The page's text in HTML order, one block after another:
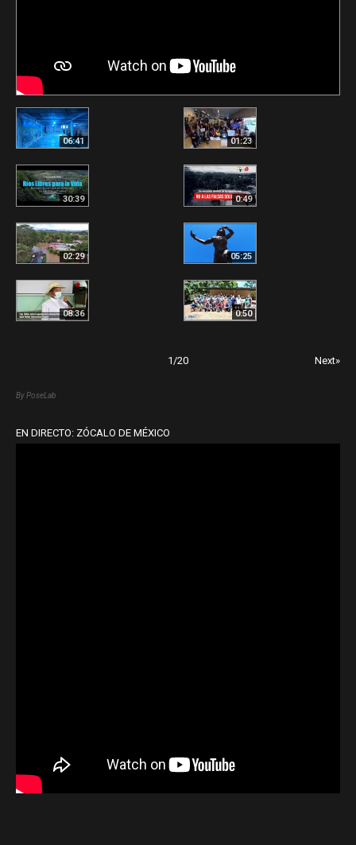
06:41 01:23
30:39 0:49
02:29 05:25
08:36 0:50
1/20 Next»
By PoseLab
EN DIRECTO: ZÓCALO DE MÉXICO